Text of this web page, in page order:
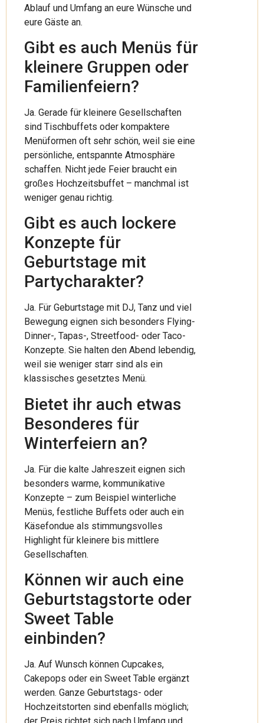
Ablauf und Umfang an eure Wünsche und
eure Gäste an.
Gibt es auch Menüs für
kleinere Gruppen oder
Familienfeiern?
Ja. Gerade für kleinere Gesellschaften
sind Tischbuffets oder kompaktere
Menüformen oft sehr schön, weil sie eine
persönliche, entspannte Atmosphäre
schaffen. Nicht jede Feier braucht ein
großes Hochzeitsbuffet – manchmal ist
weniger genau richtig.
Gibt es auch lockere
Konzepte für
Geburtstage mit
Partycharakter?
Ja. Für Geburtstage mit DJ, Tanz und viel
Bewegung eignen sich besonders Flying-
Dinner-, Tapas-, Streetfood- oder Taco-
Konzepte. Sie halten den Abend lebendig,
weil sie weniger starr sind als ein
klassisches gesetztes Menü.
Bietet ihr auch etwas
Besonderes für
Winterfeiern an?
Ja. Für die kalte Jahreszeit eignen sich
besonders warme, kommunikative
Konzepte – zum Beispiel winterliche
Menüs, festliche Buffets oder auch ein
Käsefondue als stimmungsvolles
Highlight für kleinere bis mittlere
Gesellschaften.
Können wir auch eine
Geburtstagstorte oder
Sweet Table
einbinden?
Ja. Auf Wunsch können Cupcakes,
Cakepops oder ein Sweet Table ergänzt
werden. Ganze Geburtstags- oder
Hochzeitstorten sind ebenfalls möglich;